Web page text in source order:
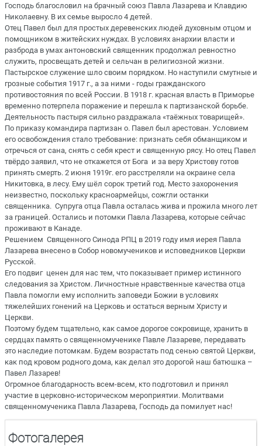
Господь благословил на брачный союз Павла Лазарева и Клавдию
Николаевну. В их семье выросло 4 детей.
Отец Павел был для простых деревенских людей духовным отцом и
помощником в житейских нуждах. В условиях анархии власти и
разброда в умах антоновский священник продолжал ревностно
служить, просвещать детей и сельчан в религиозной жизни.
Пастырское служение шло своим порядком. Но наступили смутные и
грозные события 1917 г., а за ними - годы гражданского
противостояния по всей России. В 1918 г. красная власть в Приморье
временно потерпела поражение и перешла к партизанской борьбе.
Деятельность пастыря сильно раздражала «таёжных товарищей».
По приказу командира партизан о. Павел был арестован. Условием
его освобождения стало требование: признать себя обманщиком и
отречься от сана, снять с себя крест и священную рясу. Но отец Павел
твёрдо заявил, что не откажется от Бога и за веру Христову готов
принять смерть. 2 июня 1919г. его расстреляли на окраине села
Никитовка, в лесу. Ему шёл сорок третий год. Место захоронения
неизвестно, поскольку красноармейцы, сожгли останки
священника. Супруга отца Павла осталась жива и прожила много лет
за границей. Остались и потомки Павла Лазарева, которые сейчас
проживают в Канаде.
Решением Священного Синода РПЦ в 2019 году имя иерея Павла
Лазарева внесено в Собор новомучеников и исповедников Церкви
Русской.
Его подвиг ценен для нас тем, что показывает пример истинного
следования за Христом. Личностные нравственные качества отца
Павла помогли ему исполнить заповеди Божии в условиях
тяжелейших гонений на Церковь и остаться верным Христу и
Церкви.
Поэтому будем тщательно, как самое дорогое сокровище, хранить в
сердцах память о священномученике Павле Лазареве, передавать
это наследие потомкам. Будем возрастать под сенью святой Церкви,
как под кровом родного дома, как делал это дорогой наш батюшка –
Павел Лазарев!
Огромное благодарность всем-всем, кто подготовил и принял
участие в церковно-историческом мероприятии. Молитвами
священномученика Павла Лазарева, Господь да помилует нас!
Фотогалерея